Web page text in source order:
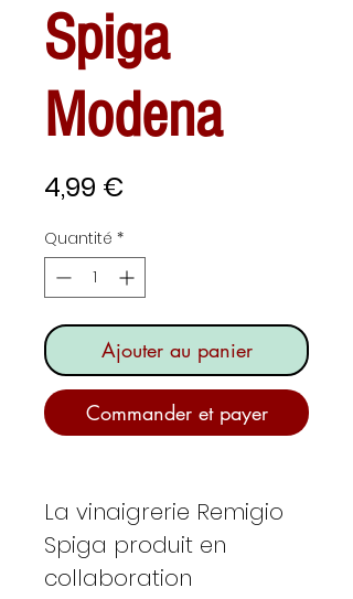
Spiga
Modena
4,99 €
Quantité *
Ajouter au panier
Commander et payer
La vinaigrerie Remigio
Spiga produit en
collaboration